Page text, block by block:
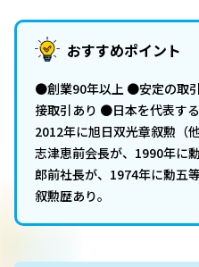
おすすめポイント
●創業90年以上 ●安定の取
接取引あり ●日本を代表す
2012年に旭日双光章叙勲（
志津恵前会長が、1990年に
郎前社長が、1974年に勳五
叙勲歴あり。